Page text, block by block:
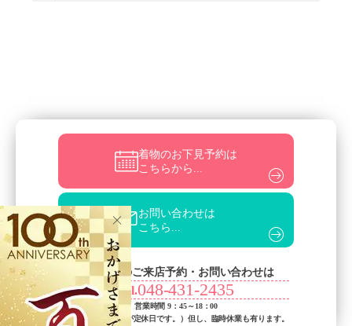
着物のお下見予約は
こちらから...
お問い合わせは
こちら...
お電話でのご来店予約・お問い合わせは
Tel.048-431-2435
営業時間 9：45～18：00
（火曜日・水曜日が定休日です。） 但し、臨時休業も有ります。